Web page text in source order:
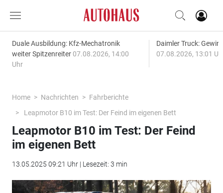
Duale Ausbildung: Kfz-Mechatronik
weiter Spitzenreiter 07.08.2026, 14:00
Uhr
Daimler Truck:
07.08.2026, 13:01
Home Nachrichten
Fahrberichte
Leapmotor B10 im Test: Der Feind im eigenen Bett
Leapmotor B10 im Test: Der Feind
im eigenen Bett
13.05.2025 09:21 Uhr | Lesezeit: 3 min